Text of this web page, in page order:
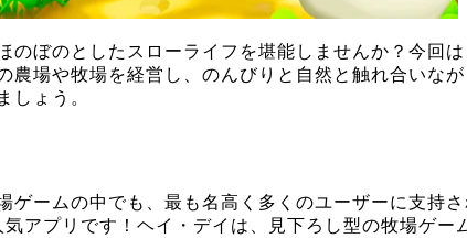
のぼのとしたスローライフを堪能しませんか？今回
農場や牧場を経営し、のんびりと自然と触れ合い
しょう。
ゲームの中でも、最も名高く多くのユーザーに支持
アプリです！ヘイ・デイは、見下ろし型の牧場ゲ